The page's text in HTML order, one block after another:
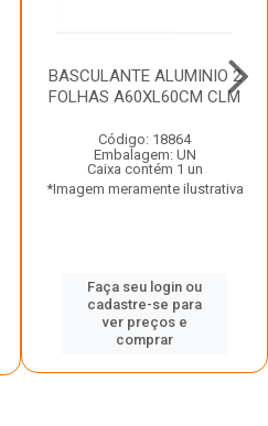
BASCULANTE ALUMINIO 2
FOLHAS A60XL60CM CLM
Código: 18864
Embalagem: UN
Caixa contém 1 un
*Imagem meramente ilustrativa
Faça seu login ou
cadastre-se para
ver preços e
comprar